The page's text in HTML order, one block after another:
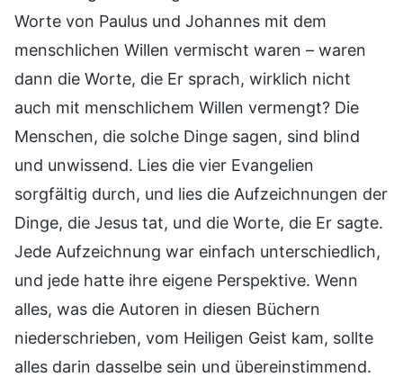
Worte von Paulus und Johannes mit dem
menschlichen Willen vermischt waren – waren
dann die Worte, die Er sprach, wirklich nicht
auch mit menschlichem Willen vermengt? Die
Menschen, die solche Dinge sagen, sind blind
und unwissend. Lies die vier Evangelien
sorgfältig durch, und lies die Aufzeichnungen der
Dinge, die Jesus tat, und die Worte, die Er sagte.
Jede Aufzeichnung war einfach unterschiedlich,
und jede hatte ihre eigene Perspektive. Wenn
alles, was die Autoren in diesen Büchern
niederschrieben, vom Heiligen Geist kam, sollte
alles darin dasselbe sein und übereinstimmend.